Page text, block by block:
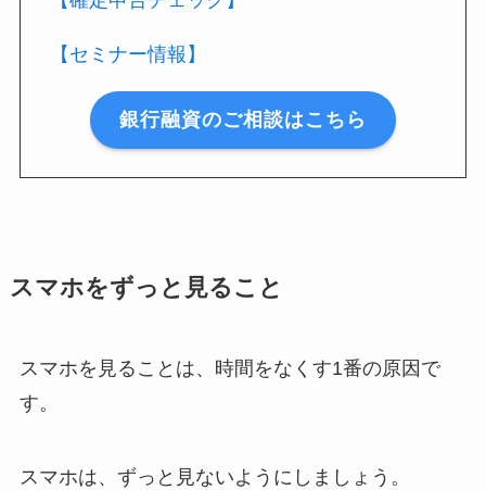
【セミナー情報】
銀行融資のご相談はこちら
スマホをずっと見ること
スマホを見ることは、時間をなくす1番の原因で
す。
スマホは、ずっと見ないようにしましょう。